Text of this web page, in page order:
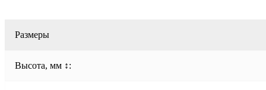
Размеры
Высота, мм ↕: